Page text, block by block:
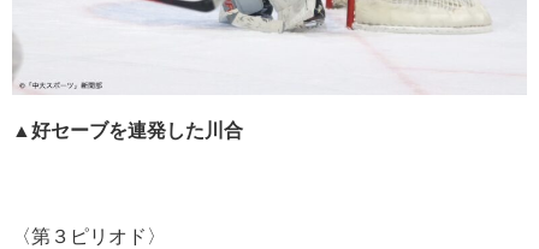
▲好セーブを連発した川合
〈第３ピリオド〉